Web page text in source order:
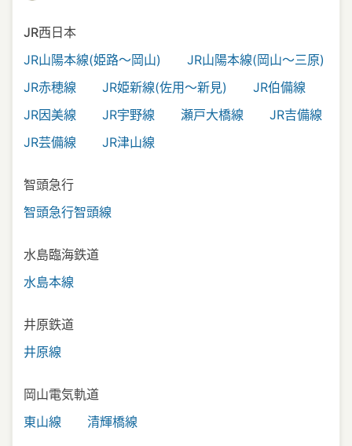
JR西日本
JR山陽本線(姫路～岡山)
JR山陽本線(岡山～三原)
JR赤穂線
JR姫新線(佐用～新見)
JR伯備線
JR因美線
JR宇野線 瀬戸大橋線
JR吉備線
JR芸備線
JR津山線
智頭急行
智頭急行智頭線
水島臨海鉄道
水島本線
井原鉄道
井原線
岡山電気軌道
東山線
清輝橋線